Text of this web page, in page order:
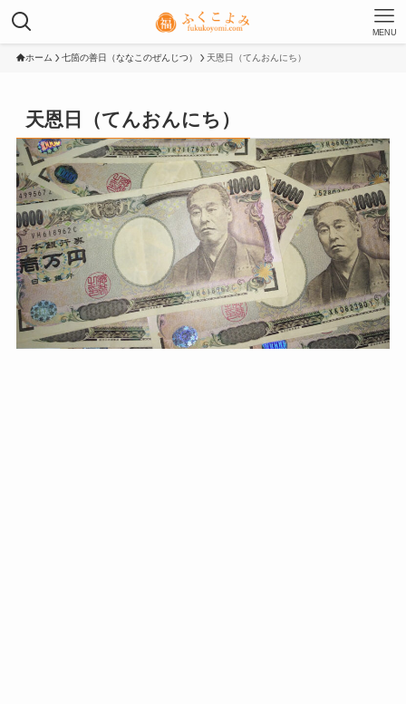
MENU
ホーム 七箇の善日（ななこのぜんじつ） 天恩日（てんおんにち）
天恩日（てんおんにち）